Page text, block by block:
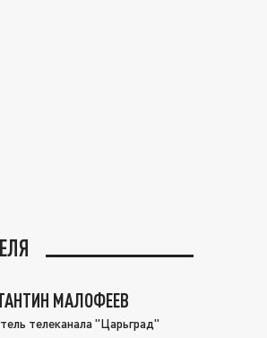
МАЛОФЕЕВ
телеканала "Царьград"